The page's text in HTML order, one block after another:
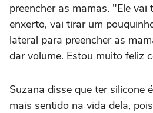
preencher as mamas. "Ele vai
enxerto, vai tirar um
lateral para preencher as
dar volume. Estou muito feliz
Suzana disse que ter silicone
mais sentido na vida dela,